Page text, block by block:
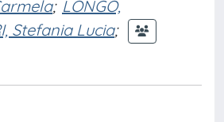
; LONGO,
Stefania Lucia;